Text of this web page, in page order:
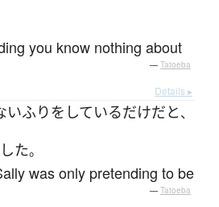
you know nothing about
— Tatoeba
Details ▸
いふりをしているだけだと、
た。
was only pretending to be
— Tatoeba